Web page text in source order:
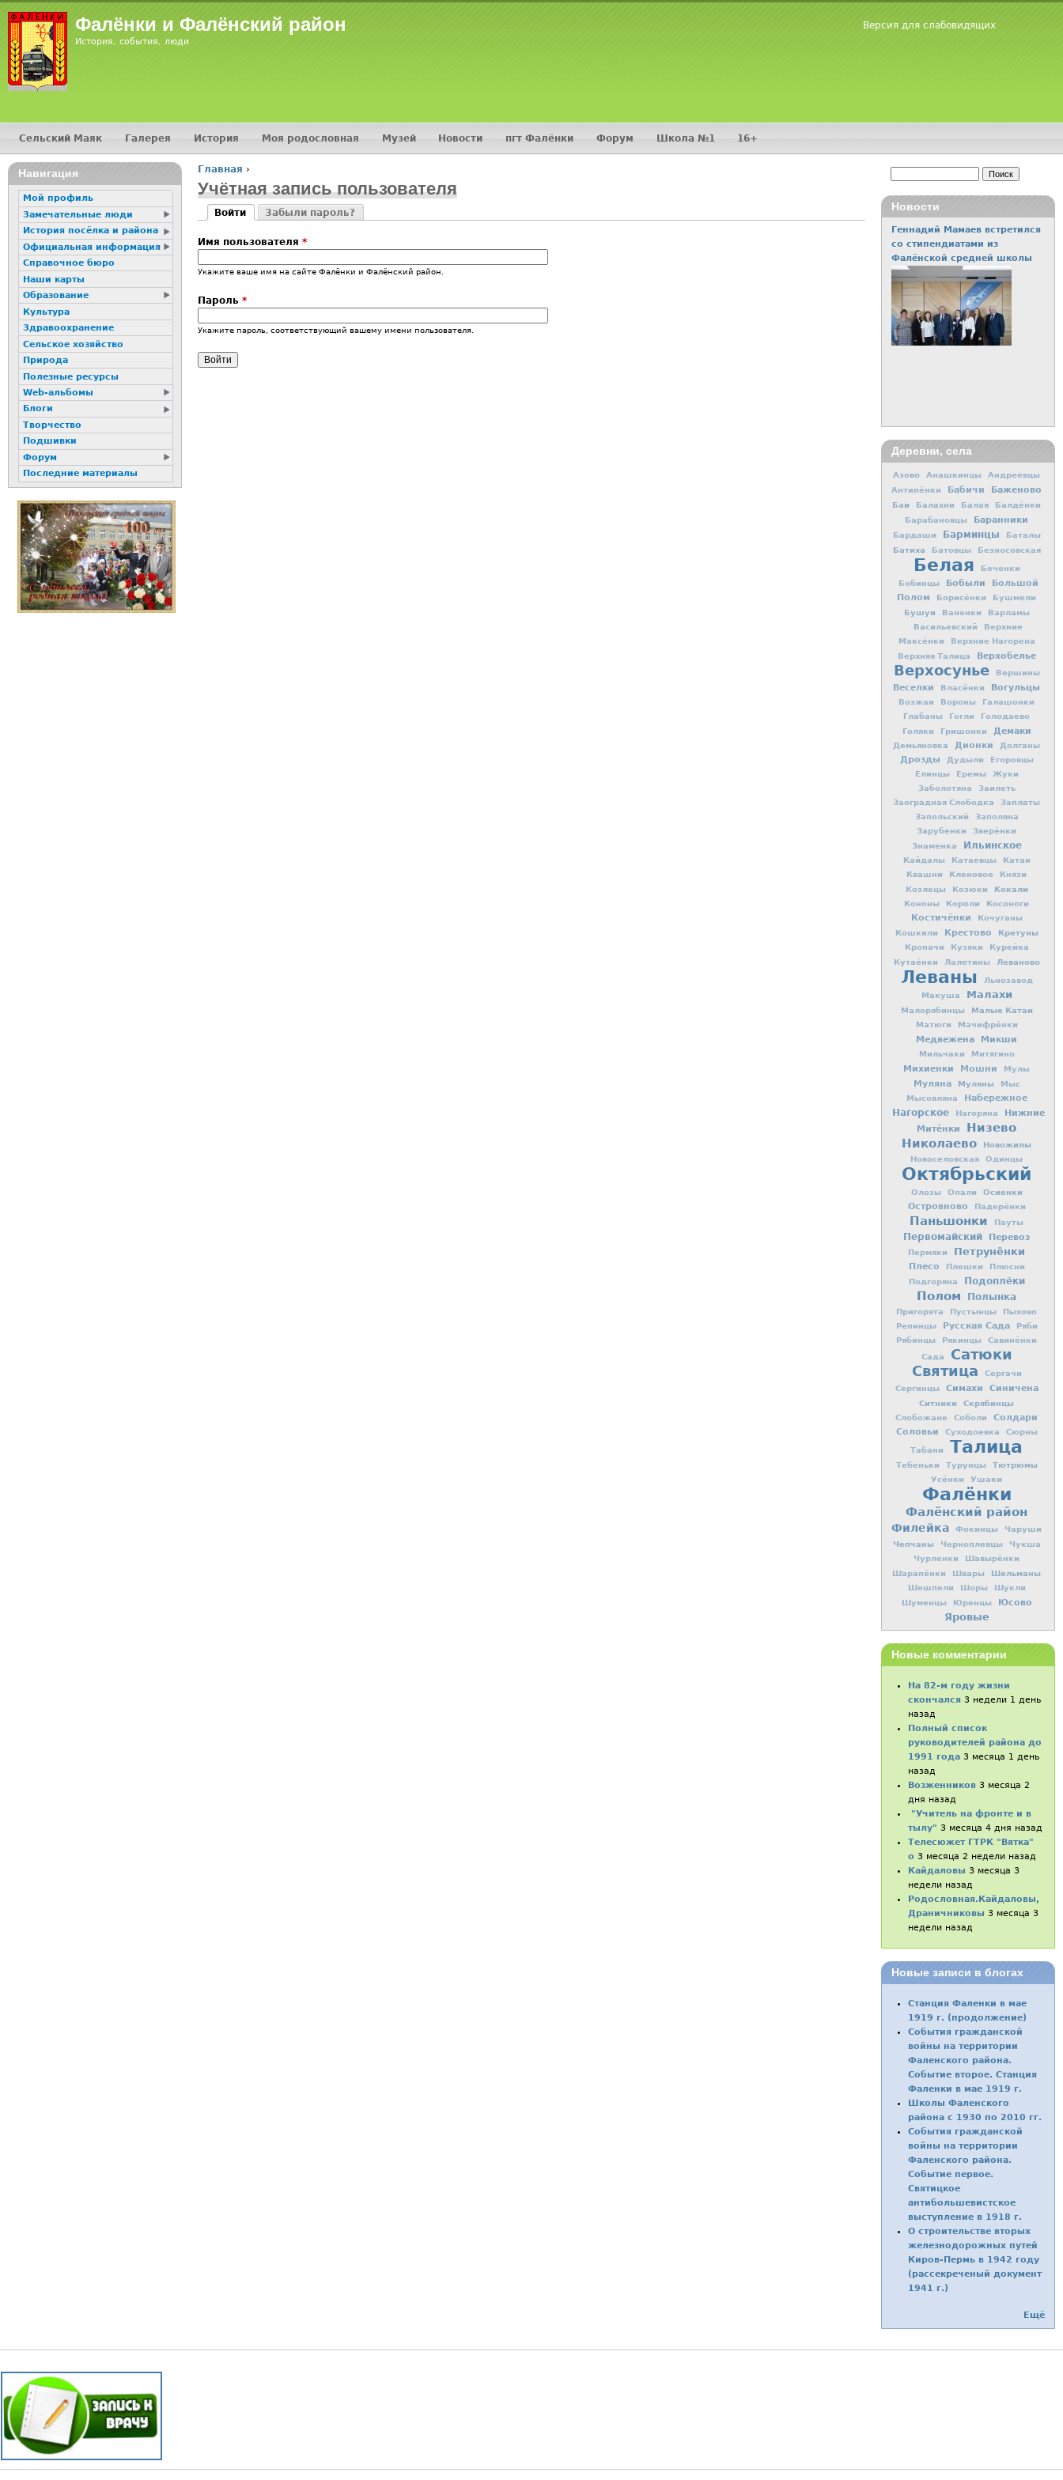
Фалёнки и Фалёнский район
История, события, люди
Версия для слабовидящих
Вы здесь
Главная ›
Учётная запись пользователя
Главные вкладки
Войти
Забыли пароль?
Имя пользователя *
Укажите ваше имя на сайте Фалёнки и Фалёнский район.
Пароль *
Укажите пароль, соответствующий вашему имени пользователя.
Главное меню
Сельский Маяк Галерея История Моя родословная Музей Новости пгт Фалёнки Форум Школа №1 16+
Навигация
Мой профиль
Замечательные люди
История посёлка и района
Официальная информация
Справочное бюро
Наши карты
Образование
Культура
Здравоохранение
Сельское хозяйство
Природа
Полезные ресурсы
Web-альбомы
Блоги
Творчество
Подшивки
Форум
Последние материалы
Новости
Геннадий Мамаев встретился
со стипендиатами из
Фалёнской средней школы
Деревни, села
Азово Анашкинцы
Андреевцы
Антипёнки
Бабичи Баженово
Баи Балахни Балая
Балдёнки
Барабановцы
Баранники
Бардаши Барминцы Баталы
Батиха Батовцы Безносовская
Белая
Беченки
Бобинцы
Бобыли
Большой
Полом
Борисёнки Бушмели
Бушуи Ваненки
Варламы
Васильевский
Верхние
Максёнки
Верхние Нагорена
Верхняя Талица
Верхобелье
Верхосунье Вершины
Веселки Власёнки Вогульцы
Возжаи Вороны
Галашонки
Глабаны
Гогли
Голодаево
Голяки
Гришонки Демаки
Демьяновка Дионки Долганы
Дрозды Дудыли
Егоровцы
Елинцы
Еремы
Жуки
Заболотяна
Заилеть
Заоградная Слободка
Заплаты
Запольский
Заполяна
Зарубенки
Зверёнки
Знаменка
Ильинское
Кайдалы Катаевцы
Катаи
Квашни
Кленовое
Князи
Козлецы
Козюки Кокали
Кононы Короли Косоноги
Костичёнки
Кочуганы
Кошкили
Крестово Кретуны
Кропачи Кузяки
Курейка
Кутаёнки
Лалетины Леваново
Леваны
Льнозавод
Макуша
Малахи
Малорябинцы Малые Катаи
Матюги Мачифрёнки
Медвежена Микши
Мильчаки Митягино
Михиенки Мошни Мулы
Муляна Муляны
Мыс
Мысовляна
Набережное
Нагорское Нагоряна
Нижние
Митёнки
Низево
Николаево
Новожилы
Новоселовская Одинцы
Октябрьский
Олозы Опали Осиенки
Островново Падерёнки
Паньшонки Пауты
Первомайский Перевоз
Пермяки Петрунёнки
Плесо Плешки
Плюсни
Подгоряна
Подоплёки
Полом Полынка
Пригорята Пустынцы
Пыхово
Репинцы
Русская Сада
Ряби
Рябинцы
Рякинцы
Савинёнки
Сада
Сатюки
Святица
Сергачи
Сергинцы
Симахи Синичена
Ситники Скрябинцы
Слобожане Соболи
Солдари
Соловьи
Суходоевка Сюрны
Табани Талица
Тебеньки Турунцы Тютрюмы
Усёнки Ушаки
Фалёнки
Фалёнский район
Филейка Фокинцы Чаруши
Чепчаны Черноплевцы
Чукша
Чурленки
Шавырёнки
Шарапёнки
Швары Шельманы
Шешпели Шоры
Шукли
Шуменцы
Юренцы Юсово
Яровые
Новые комментарии
На 82-м году жизни
скончался 3 недели 1 день
назад
Полный список
руководителей района до
1991 года 3 месяца 1 день
назад
Возженников 3 месяца 2
дня назад
"Учитель на фронте и в
тылу" 3 месяца 4 дня назад
Телесюжет ГТРК "Вятка"
о 3 месяца 2 недели назад
Кайдаловы 3 месяца 3
недели назад
Родословная.Кайдаловы,
Драничниковы 3 месяца 3
недели назад
Новые записи в блогах
Станция Фаленки в мае
1919 г. (продолжение)
События гражданской
войны на территории
Фаленского района.
Событие второе. Станция
Фаленки в мае 1919 г.
Школы Фаленского
района с 1930 по 2010 гг.
События гражданской
войны на территории
Фаленского района.
Событие первое.
Святицкое
антибольшевистское
выступление в 1918 г.
О строительстве вторых
железнодорожных путей
Киров-Пермь в 1942 году
(рассекреченый документ
1941 г.)
Ещё